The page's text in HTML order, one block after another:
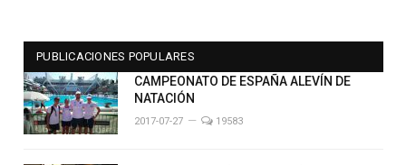
PUBLICACIONES POPULARES
CAMPEONATO DE ESPAÑA ALEVÍN DE
NATACIÓN
2017-07-27 19583